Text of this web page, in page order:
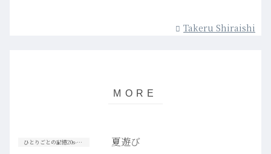
Takeru Shiraishi
ひとりごとの記憶20s-30s 夏遊び